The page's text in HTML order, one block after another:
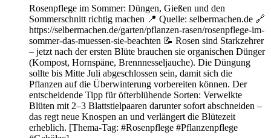
Rosenpflege im Sommer: Düngen, Gießen und den
Sommerschnitt richtig machen 📍 Quelle: selbermachen.de 🔗
https://selbermachen.de/garten/pflanzen-rasen/rosenpflege-im-
sommer-das-muessen-sie-beachten 📝 Rosen sind Starkzehrer
– jetzt nach der ersten Blüte brauchen sie organischen Dünger
(Kompost, Hornspäne, Brennnesseljauche). Die Düngung
sollte bis Mitte Juli abgeschlossen sein, damit sich die
Pflanzen auf die Überwinterung vorbereiten können. Der
entscheidende Tipp für öfterblühende Sorten: Verwelkte
Blüten mit 2–3 Blattstielpaaren darunter sofort abschneiden –
das regt neue Knospen an und verlängert die Blütezeit
erheblich. [Thema-Tag: #Rosenpflege #Pflanzenpflege